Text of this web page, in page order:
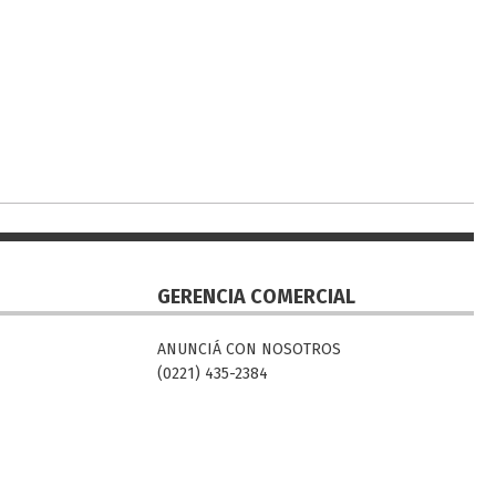
GERENCIA COMERCIAL
ANUNCIÁ CON NOSOTROS
(0221) 435-2384